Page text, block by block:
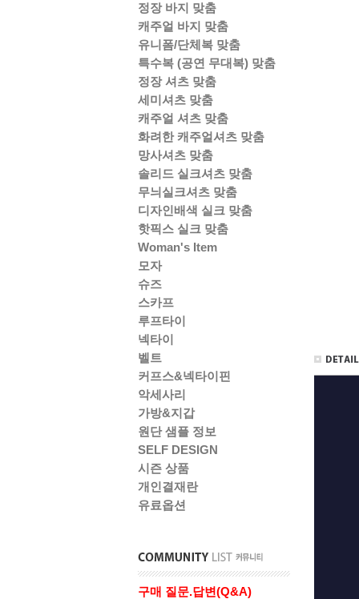
정장 바지 맞춤
캐주얼 바지 맞춤
유니폼/단체복 맞춤
특수복 (공연 무대복) 맞춤
정장 셔츠 맞춤
세미셔츠 맞춤
캐주얼 셔츠 맞춤
화려한 캐주얼셔츠 맞춤
망사셔츠 맞춤
솔리드 실크셔츠 맞춤
무늬실크셔츠 맞춤
디자인배색 실크 맞춤
핫픽스 실크 맞춤
Woman's Item
모자
슈즈
스카프
루프타이
넥타이
벨트
커프스&넥타이핀
악세사리
가방&지갑
원단 샘플 정보
SELF DESIGN
시즌 상품
개인결재란
유료옵션
구매 질문.답변(Q&A)